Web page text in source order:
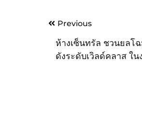
PostPrevious
ห้างเซ็นทรัล ชวนยลโ
ดังระดับเวิลด์คลาส ใน